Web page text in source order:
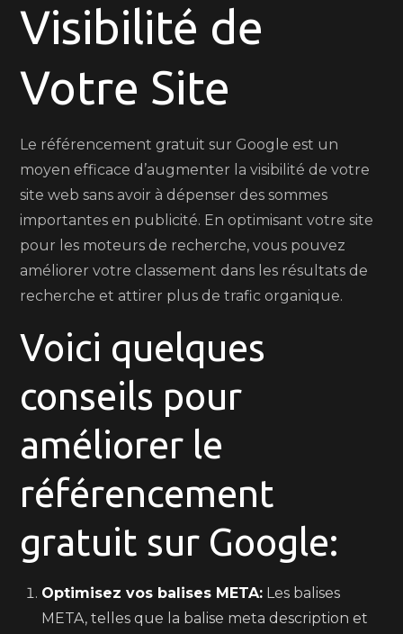
Visibilité de
Votre Site
Le référencement gratuit sur Google est un
moyen efficace d’augmenter la visibilité de votre
site web sans avoir à dépenser des sommes
importantes en publicité. En optimisant votre site
pour les moteurs de recherche, vous pouvez
améliorer votre classement dans les résultats de
recherche et attirer plus de trafic organique.
Voici quelques
conseils pour
améliorer le
référencement
gratuit sur Google:
Optimisez vos balises META: Les balises
META, telles que la balise meta description et